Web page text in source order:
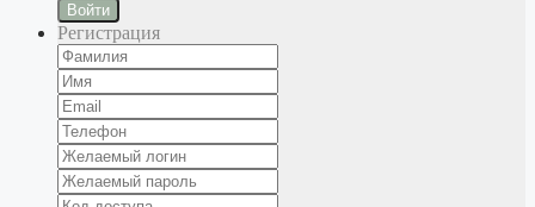
Войти
Регистрация